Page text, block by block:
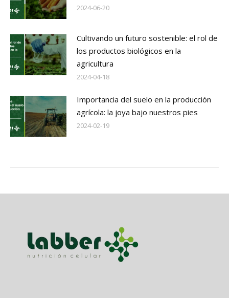
2024-06-20
Cultivando un futuro sostenible: el rol de
los productos biológicos en la
agricultura
2024-04-18
Importancia del suelo en la producción
agrícola: la joya bajo nuestros pies
2024-02-19